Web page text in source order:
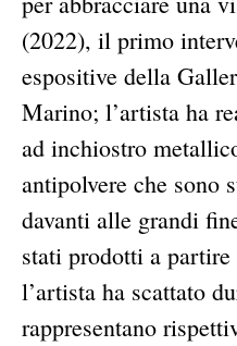
(2022), il primo
espositive della
Marino; l’artista ha
ad inchiostro
antipolvere che sono
davanti alle grandi
stati prodotti a
l’artista ha scattato
rappresentano